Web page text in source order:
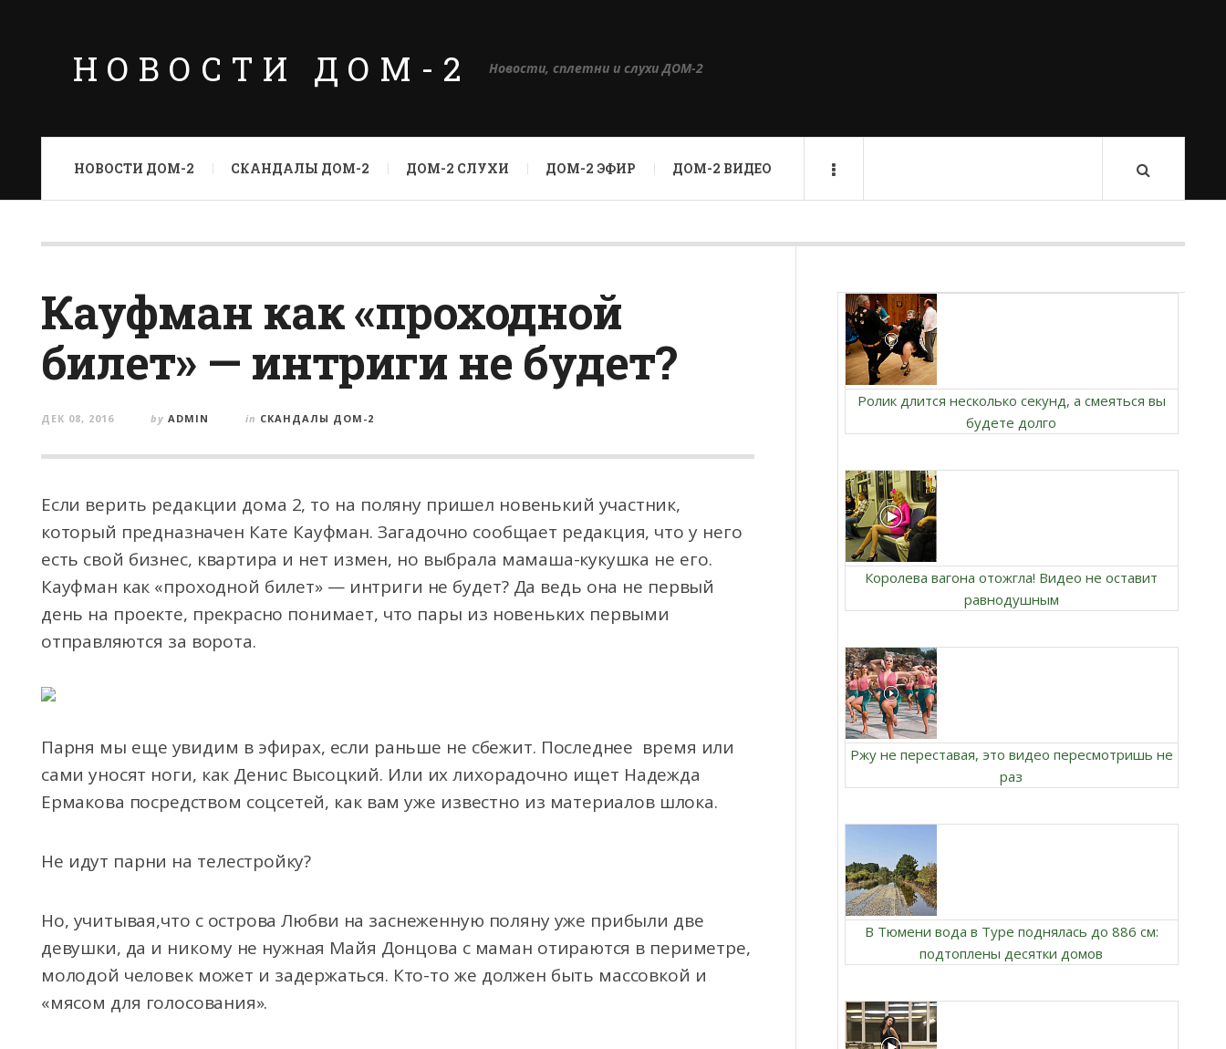
НОВОСТИ ДОМ-2 Новости, сплетни и слухи ДОМ-2
НОВОСТИ ДОМ-2 СКАНДАЛЫ ДОМ-2 ДОМ-2 СЛУХИ ДОМ-2 ЭФИР ДОМ-2 ВИДЕО
Кауфман как «проходной
билет» — интриги не будет?
ДЕК 08, 2016 by ADMIN in СКАНДАЛЫ ДОМ-2
Если верить редакции дома 2, то на поляну пришел новенький участник,
который предназначен Кате Кауфман. Загадочно сообщает редакция, что у него
есть свой бизнес, квартира и нет измен, но выбрала мамаша-кукушка не его.
Кауфман как «проходной билет» — интриги не будет? Да ведь она не первый
день на проекте, прекрасно понимает, что пары из новеньких первыми
отправляются за ворота.
Парня мы еще увидим в эфирах, если раньше не сбежит. Последнее время или
сами уносят ноги, как Денис Высоцкий. Или их лихорадочно ищет Надежда
Ермакова посредством соцсетей, как вам уже известно из материалов шлока.
Не идут парни на телестройку?
Но, учитывая,что с острова Любви на заснеженную поляну уже прибыли две
девушки, да и никому не нужная Майя Донцова с маман отираются в периметре,
молодой человек может и задержаться. Кто-то же должен быть массовкой и
«мясом для голосования».
Ролик длится несколько секунд, а смеяться вы
будете долго
Королева вагона отожгла! Видео не оставит
равнодушным
Ржу не переставая, это видео пересмотришь не
раз
В Тюмени вода в Туре поднялась до 886 см:
подтоплены десятки домов